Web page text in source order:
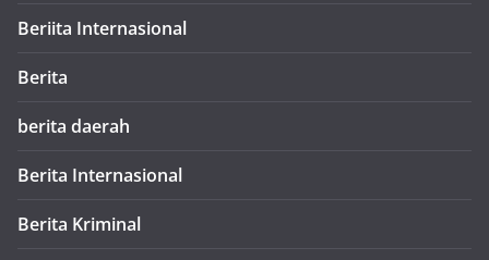
Beriita Internasional
Berita
berita daerah
Berita Internasional
Berita Kriminal